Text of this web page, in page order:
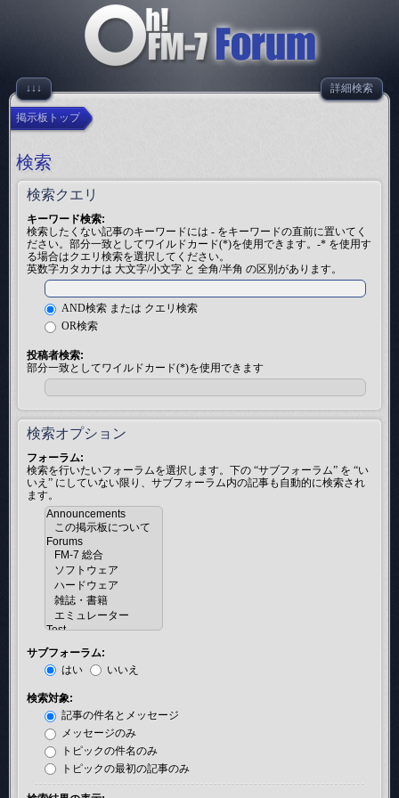
↓↓↓ 詳細検索
掲示板トップ
検索
検索クエリ
キーワード検索:
検索したくない記事のキーワードには - をキーワードの直前に置いてく
ださい。部分一致としてワイルドカード(*)を使用できます。-* を使用す
る場合はクエリ検索を選択してください。
英数字カタカナは 大文字/小文字 と 全角/半角 の区別があります。
AND検索 または クエリ検索
OR検索
投稿者検索:
部分一致としてワイルドカード(*)を使用できます
検索オプション
フォーラム:
検索を行いたいフォーラムを選択します。下の “サブフォーラム” を “い
いえ” にしていない限り、サブフォーラム内の記事も自動的に検索され
ます。
サブフォーラム:
はい
いいえ
検索対象:
記事の件名とメッセージ
メッセージのみ
トピックの件名のみ
トピックの最初の記事のみ